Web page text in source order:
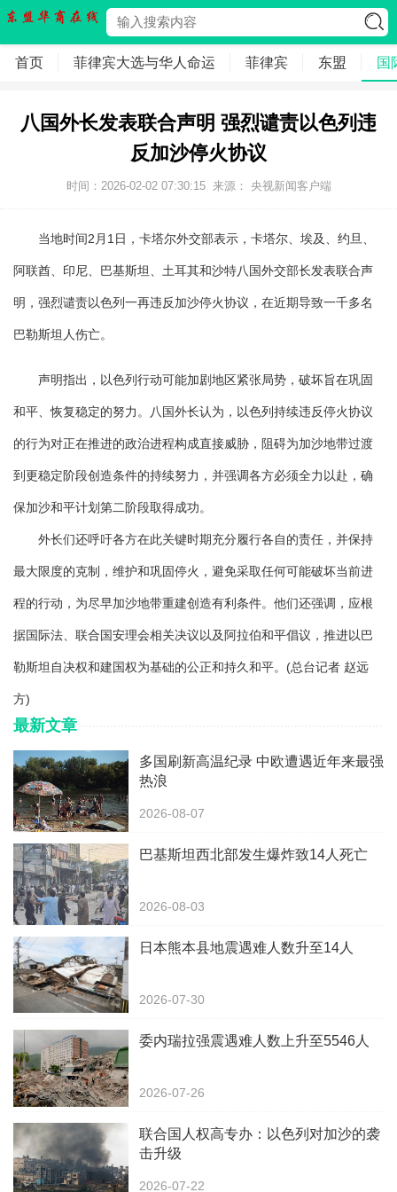
首页 菲律宾大选与华人命运 菲律宾 东盟 国
八国外长发表联合声明 强烈谴责以色列违
反加沙停火协议
时间：2026-02-02 07:30:15 来源： 央视新闻客户端
当地时间2月1日，卡塔尔外交部表示，卡塔尔、埃及、约旦、
阿联酋、印尼、巴基斯坦、土耳其和沙特八国外交部长发表联合声
明，强烈谴责以色列一再违反加沙停火协议，在近期导致一千多名
巴勒斯坦人伤亡。
声明指出，以色列行动可能加剧地区紧张局势，破坏旨在巩固
和平、恢复稳定的努力。八国外长认为，以色列持续违反停火协议
的行为对正在推进的政治进程构成直接威胁，阻碍为加沙地带过渡
到更稳定阶段创造条件的持续努力，并强调各方必须全力以赴，确
保加沙和平计划第二阶段取得成功。
外长们还呼吁各方在此关键时期充分履行各自的责任，并保持
最大限度的克制，维护和巩固停火，避免采取任何可能破坏当前进
程的行动，为尽早加沙地带重建创造有利条件。他们还强调，应根
据国际法、联合国安理会相关决议以及阿拉伯和平倡议，推进以巴
勒斯坦自决权和建国权为基础的公正和持久和平。(总台记者 赵远
方)
最新文章
多国刷新高温纪录 中欧遭遇近年来最强
热浪
2026-08-07
巴基斯坦西北部发生爆炸致14人死亡
2026-08-03
日本熊本县地震遇难人数升至14人
2026-07-30
委内瑞拉强震遇难人数上升至5546人
2026-07-26
联合国人权高专办：以色列对加沙的袭
击升级
2026-07-22